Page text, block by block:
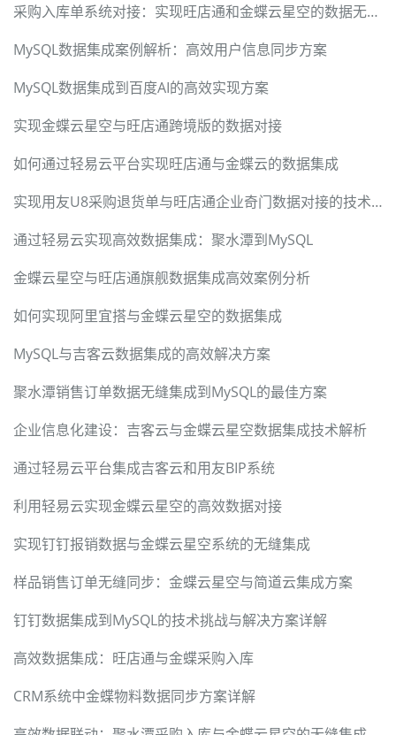
采购入库单系统对接：实现旺店通和金蝶云星空的数据无缝集成
MySQL数据集成案例解析：高效用户信息同步方案
MySQL数据集成到百度AI的高效实现方案
实现金蝶云星空与旺店通跨境版的数据对接
如何通过轻易云平台实现旺店通与金蝶云的数据集成
实现用友U8采购退货单与旺店通企业奇门数据对接的技术方法
通过轻易云实现高效数据集成：聚水潭到MySQL
金蝶云星空与旺店通旗舰数据集成高效案例分析
如何实现阿里宜搭与金蝶云星空的数据集成
MySQL与吉客云数据集成的高效解决方案
聚水潭销售订单数据无缝集成到MySQL的最佳方案
企业信息化建设：吉客云与金蝶云星空数据集成技术解析
通过轻易云平台集成吉客云和用友BIP系统
利用轻易云实现金蝶云星空的高效数据对接
实现钉钉报销数据与金蝶云星空系统的无缝集成
样品销售订单无缝同步：金蝶云星空与简道云集成方案
钉钉数据集成到MySQL的技术挑战与解决方案详解
高效数据集成：旺店通与金蝶采购入库
CRM系统中金蝶物料数据同步方案详解